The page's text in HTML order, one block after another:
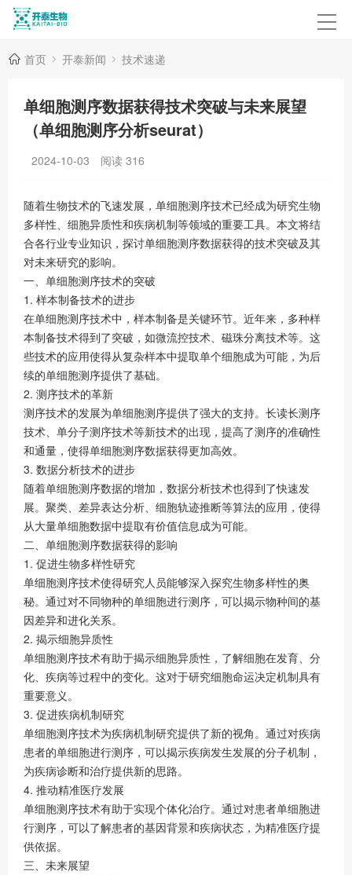
首页 开泰新闻 技术速递
单细胞测序数据获得技术突破与未来展望
（单细胞测序分析seurat）
2024-10-03 阅读 316
随着生物技术的飞速发展，单细胞测序技术已经成为研究生物
多样性、细胞异质性和疾病机制等领域的重要工具。本文将结
合各行业专业知识，探讨单细胞测序数据获得的技术突破及其
对未来研究的影响。
一、单细胞测序技术的突破
1. 样本制备技术的进步
在单细胞测序技术中，样本制备是关键环节。近年来，多种样
本制备技术得到了突破，如微流控技术、磁珠分离技术等。这
些技术的应用使得从复杂样本中提取单个细胞成为可能，为后
续的单细胞测序提供了基础。
2. 测序技术的革新
测序技术的发展为单细胞测序提供了强大的支持。长读长测序
技术、单分子测序技术等新技术的出现，提高了测序的准确性
和通量，使得单细胞测序数据获得更加高效。
3. 数据分析技术的进步
随着单细胞测序数据的增加，数据分析技术也得到了快速发
展。聚类、差异表达分析、细胞轨迹推断等算法的应用，使得
从大量单细胞数据中提取有价值信息成为可能。
二、单细胞测序数据获得的影响
1. 促进生物多样性研究
单细胞测序技术使得研究人员能够深入探究生物多样性的奥
秘。通过对不同物种的单细胞进行测序，可以揭示物种间的基
因差异和进化关系。
2. 揭示细胞异质性
单细胞测序技术有助于揭示细胞异质性，了解细胞在发育、分
化、疾病等过程中的变化。这对于研究细胞命运决定机制具有
重要意义。
3. 促进疾病机制研究
单细胞测序技术为疾病机制研究提供了新的视角。通过对疾病
患者的单细胞进行测序，可以揭示疾病发生发展的分子机制，
为疾病诊断和治疗提供新的思路。
4. 推动精准医疗发展
单细胞测序技术有助于实现个体化治疗。通过对患者单细胞进
行测序，可以了解患者的基因背景和疾病状态，为精准医疗提
供依据。
三、未来展望